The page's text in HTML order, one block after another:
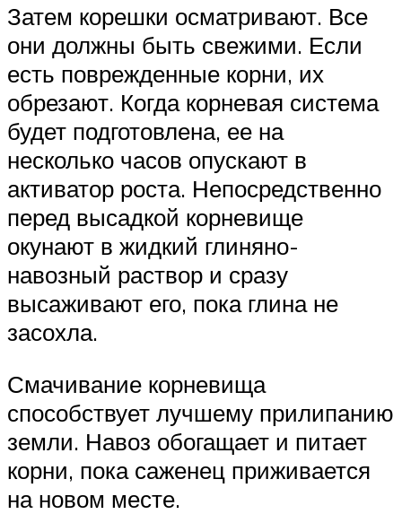
Затем корешки осматривают. Все
они должны быть свежими. Если
есть поврежденные корни, их
обрезают. Когда корневая система
будет подготовлена, ее на
несколько часов опускают в
активатор роста. Непосредственно
перед высадкой корневище
окунают в жидкий глиняно-
навозный раствор и сразу
высаживают его, пока глина не
засохла.
Смачивание корневища
способствует лучшему прилипанию
земли. Навоз обогащает и питает
корни, пока саженец приживается
на новом месте.